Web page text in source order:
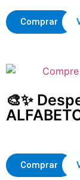
Comprar
🎨✨
Comprar